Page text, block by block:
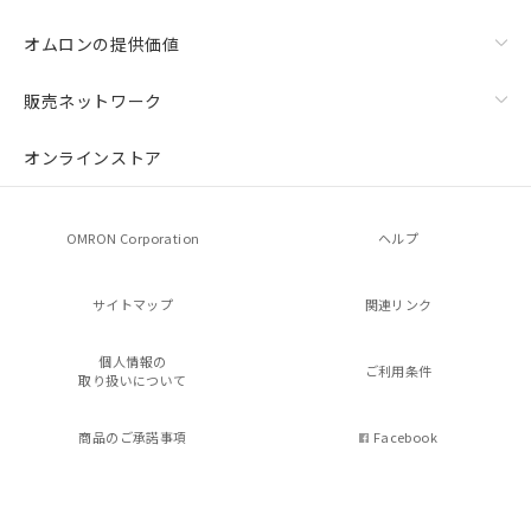
オムロンの提供価値
販売ネットワーク
オンラインストア
OMRON Corporation ヘルプ
サイトマップ 関連リンク
個人情報の
取り扱いについて
ご利用条件
商品のご承諾事項 Facebook